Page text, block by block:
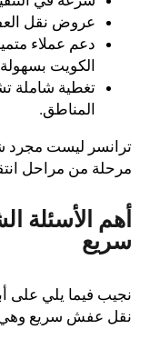
عروض نقل
دعم عملاء
الكويت
تغطية شاملة
المناطق.
ترانسر ليست مجرد
مرحلة من مراحل
أهم الأسئلة
سريع
نجيب فيما يلي على
نقل عفش سريع